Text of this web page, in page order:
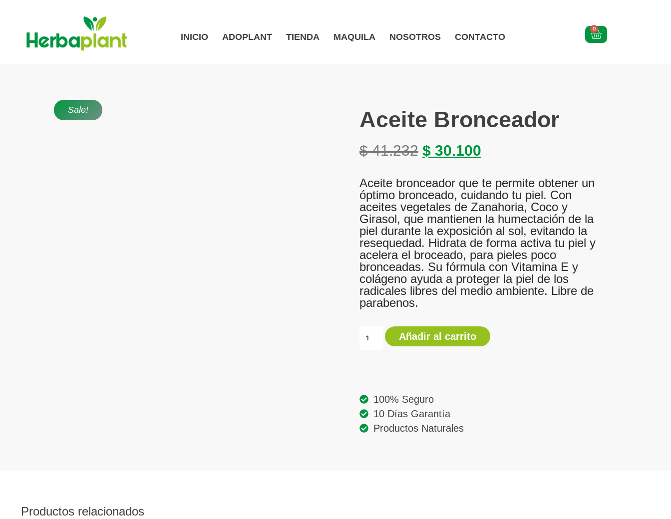
INICIO ADOPLANT TIENDA MAQUILA NOSOTROS CONTACTO
0
Sale! Aceite Bronceador
$41.232 $ 30.100
Aceite bronceador que te permite obtener un
óptimo bronceado, cuidando tu piel. Con
aceites vegetales de Zanahoria, Coco y
Girasol, que mantienen la humectación de la
piel durante la exposición al sol, evitando la
resequedad. Hidrata de forma activa tu piel y
acelera el broceado, para pieles poco
bronceadas. Su fórmula con Vitamina E y
colágeno ayuda a proteger la piel de los
radicales libres del medio ambiente. Libre de
parabenos.
Añadir al carrito
100% Seguro
10 Días Garantía
Productos Naturales
Productos relacionados